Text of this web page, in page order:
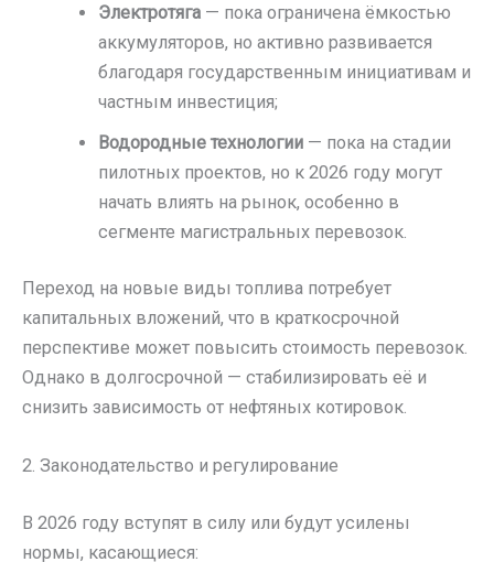
Электротяга — пока ограничена ёмкостью
аккумуляторов, но активно развивается
благодаря государственным инициативам и
частным инвестиция;
Водородные технологии — пока на стадии
пилотных проектов, но к 2026 году могут
начать влиять на рынок, особенно в
сегменте магистральных перевозок.
Переход на новые виды топлива потребует
капитальных вложений, что в краткосрочной
перспективе может повысить стоимость перевозок.
Однако в долгосрочной — стабилизировать её и
снизить зависимость от нефтяных котировок.
2. Законодательство и регулирование
В 2026 году вступят в силу или будут усилены
нормы, касающиеся: